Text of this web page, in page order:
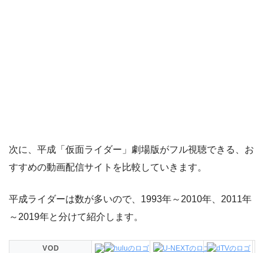
次に、平成「仮面ライダー」劇場版がフル視聴できる、お
すすめの動画配信サイトを比較していきます。
平成ライダーは数が多いので、1993年～2010年、2011年
～2019年と分けて紹介します。
VOD